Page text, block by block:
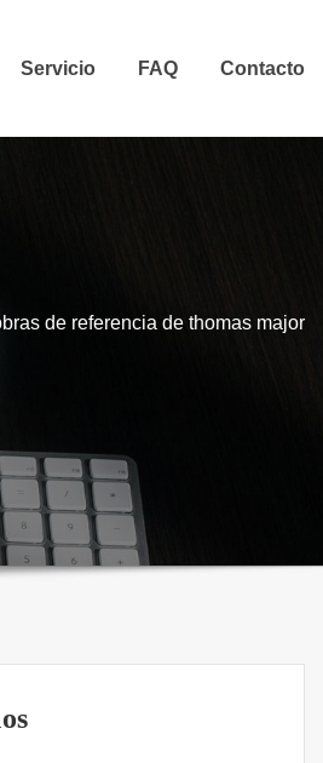
Servicio FAQ Contacto
de referencia de thomas major